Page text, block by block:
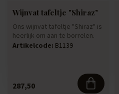
Wijnvat tafeltje "Shiraz"
Ons wijnvat tafeltje "Shiraz" is
heerlijk om aan te borrelen.
Deze tafel is gema...
Artikelcode: B1139
287,50